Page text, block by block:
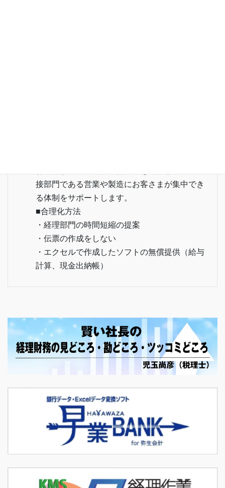
接部門である営業や製造にお客さまが集中でき
る体制をサポートします。
■合理化方法
・経理部門の時間短縮の提案
・伝票の作成をしない
・エクセルで作成したソフトの無償提供（給与
計算、現金出納帳）